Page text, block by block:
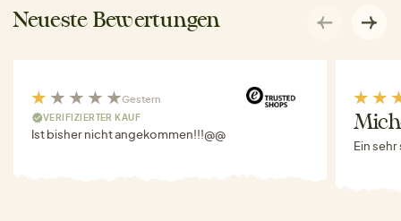
Neueste Bewertungen
Gestern
VERIFIZIERTER KAUF
Ist bisher nicht angekommen!!!@@
Ein